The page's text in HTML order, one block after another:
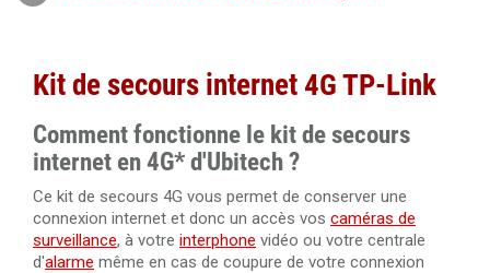
Kit de secours internet 4G TP-Link
Comment fonctionne le kit de secours
internet en 4G* d'Ubitech ?
Ce kit de secours 4G vous permet de conserver une
connexion internet et donc un accès vos caméras de
surveillance, à votre interphone vidéo ou votre centrale
d'alarme même en cas de coupure de votre connexion